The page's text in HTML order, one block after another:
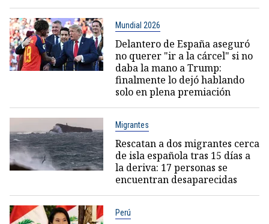
Mundial 2026
Delantero de España aseguró
no querer "ir a la cárcel" si no
daba la mano a Trump:
finalmente lo dejó hablando
solo en plena premiación
Migrantes
Rescatan a dos migrantes cerca
de isla española tras 15 días a
la deriva: 17 personas se
encuentran desaparecidas
Perú